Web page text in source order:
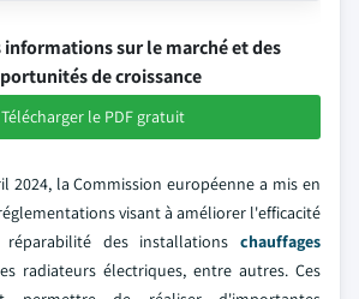
informations sur le marché et des
de croissance
Télécharger le PDF gratuit
2024, la Commission européenne a mis en
visant à améliorer l'efficacité
des installations chauffages
radiateurs électriques, entre autres. Ces